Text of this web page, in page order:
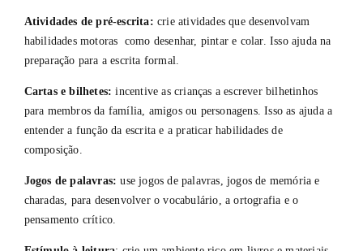
Atividades de pré-escrita: crie atividades que desenvolvam
habilidades motoras como desenhar, pintar e colar. Isso ajuda na
preparação para a escrita formal.
Cartas e bilhetes: incentive as crianças a escrever bilhetinhos
para membros da família, amigos ou personagens. Isso as ajuda a
entender a função da escrita e a praticar habilidades de
composição.
Jogos de palavras: use jogos de palavras, jogos de memória e
charadas, para desenvolver o vocabulário, a ortografia e o
pensamento crítico.